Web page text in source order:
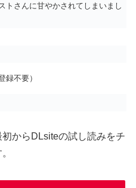
トさんに甘やかされてしまいまし
録不要）
からDLsiteの試し読みをチ